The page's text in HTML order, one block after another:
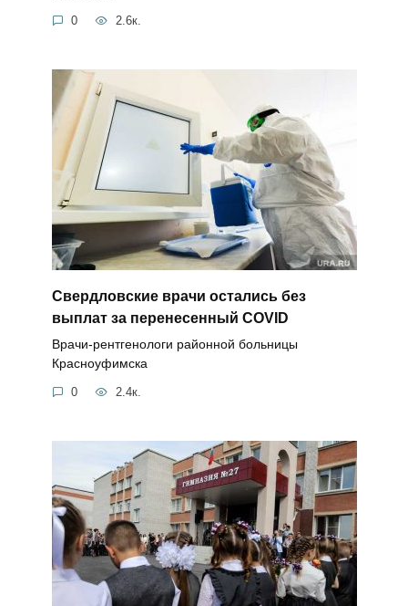
0 2.6к.
Свердловские врачи остались без
выплат за перенесенный COVID
Врачи-рентгенологи районной больницы
Красноуфимска
0 2.4к.